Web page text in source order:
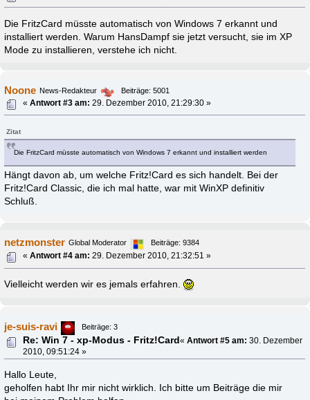
Die FritzCard müsste automatisch von Windows 7 erkannt und
installiert werden. Warum HansDampf sie jetzt versucht, sie im XP
Mode zu installieren, verstehe ich nicht.
Noone News-Redakteur
Beiträge: 5001
«Antwort #3 am: 29. Dezember 2010, 21:29:30 »
Zitat
Die FritzCard müsste automatisch von Windows 7 erkannt und installiert werden
Hängt davon ab, um welche Fritz!Card es sich handelt. Bei der
Fritz!Card Classic, die ich mal hatte, war mit WinXP definitiv
Schluß.
netzmonster Global Moderator
Beiträge: 9384
«Antwort #4 am: 29. Dezember 2010, 21:32:51 »
Vielleicht werden wir es jemals erfahren.
je-suis-ravi Beiträge: 3
Re: Win 7 - xp-Modus - Fritz!Card«Antwort #5 am: 30. Dezember
2010, 09:51:24 »
Hallo Leute,
geholfen habt Ihr mir nicht wirklich. Ich bitte um Beiträge die mir